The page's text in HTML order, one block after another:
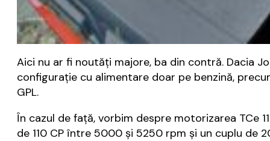
Aici nu ar fi noutăți majore, ba din contră. Dacia
configurație cu alimentare doar pe benzină,
GPL.
În cazul de față, vorbim despre motorizarea TCe
de 110 CP între 5000 și 5250 rpm și un cuplu de